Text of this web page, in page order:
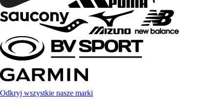
Odkryj wszystkie nasze marki